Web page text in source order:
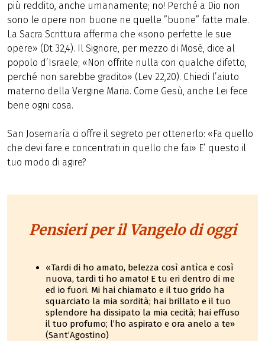
più reddito, anche umanamente; no! Perché a Dio non
sono le opere non buone ne quelle ”buone” fatte male.
La Sacra Scrittura afferma che «sono perfette le sue
opere» (Dt 32,4). Il Signore, per mezzo di Mosè, dice al
popolo d’Israele; «Non offrite nulla con qualche difetto,
perché non sarebbe gradito» (Lev 22,20). Chiedi l’aiuto
materno della Vergine Maria. Come Gesù, anche Lei fece
bene ogni cosa.
San Josemaría ci offre il segreto per ottenerlo: «Fa quello
che devi fare e concentrati in quello che fai» E’ questo il
tuo modo di agire?
Pensieri per il Vangelo di oggi
«Tardi di ho amato, belezza così antìca e così
nuova, tardi ti ho amato! E tu eri dentro di me
ed io fuori. Mi hai chiamato e il tuo grido ha
squarciato la mia sordità; hai brillato e il tuo
splendore ha dissipato la mia cecità; hai effuso
il tuo profumo; l’ho aspirato e ora anelo a te»
(Sant’Agostino)